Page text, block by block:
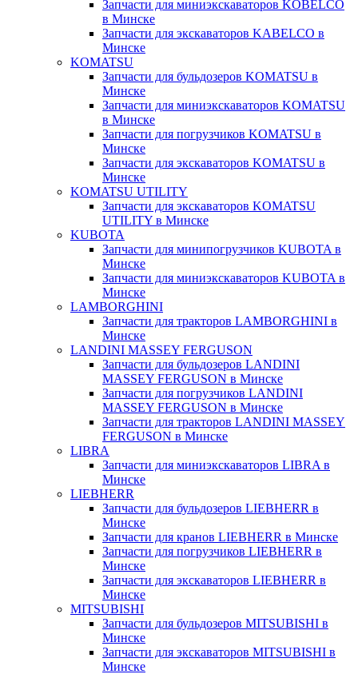
Запчасти для миниэкскаваторов KOBELCO
в Минске
Запчасти для экскаваторов KABELCO в
Минске
KOMATSU
Запчасти для бульдозеров KOMATSU в
Минске
Запчасти для миниэкскаваторов KOMATSU
в Минске
Запчасти для погрузчиков KOMATSU в
Минске
Запчасти для экскаваторов KOMATSU в
Минске
KOMATSU UTILITY
Запчасти для экскаваторов KOMATSU
UTILITY в Минске
KUBOTA
Запчасти для минипогрузчиков KUBOTA в
Минске
Запчасти для миниэкскаваторов KUBOTA в
Минске
LAMBORGHINI
Запчасти для тракторов LAMBORGHINI в
Минске
LANDINI MASSEY FERGUSON
Запчасти для бульдозеров LANDINI
MASSEY FERGUSON в Минске
Запчасти для погрузчиков LANDINI
MASSEY FERGUSON в Минске
Запчасти для тракторов LANDINI MASSEY
FERGUSON в Минске
LIBRA
Запчасти для миниэкскаваторов LIBRA в
Минске
LIEBHERR
Запчасти для бульдозеров LIEBHERR в
Минске
Запчасти для кранов LIEBHERR в Минске
Запчасти для погрузчиков LIEBHERR в
Минске
Запчасти для экскаваторов LIEBHERR в
Минске
MITSUBISHI
Запчасти для бульдозеров MITSUBISHI в
Минске
Запчасти для экскаваторов MITSUBISHI в
Минске